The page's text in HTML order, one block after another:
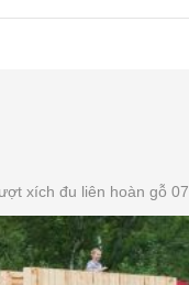
xích đu liên hoàn gỗ 07